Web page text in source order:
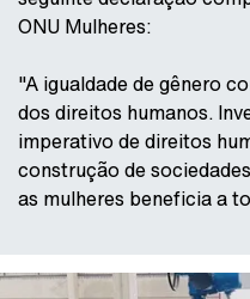
ONU Mulheres:
"A igualdade de gênero
dos direitos humanos.
imperativo de direitos
construção de
as mulheres beneficia a